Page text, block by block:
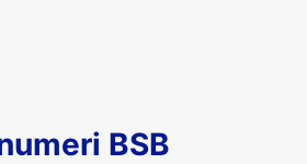
BSB